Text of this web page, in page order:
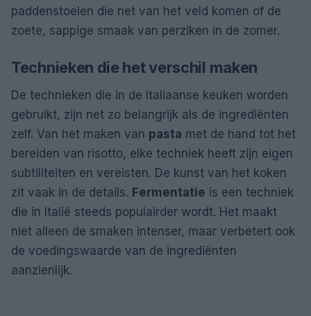
paddenstoelen die net van het veld komen of de
zoete, sappige smaak van perziken in de zomer.
Technieken die het verschil maken
De technieken die in de Italiaanse keuken worden
gebruikt, zijn net zo belangrijk als de ingrediënten
zelf. Van het maken van pasta met de hand tot het
bereiden van risotto, elke techniek heeft zijn eigen
subtiliteiten en vereisten. De kunst van het koken
zit vaak in de details. Fermentatie is een techniek
die in Italië steeds populairder wordt. Het maakt
niet alleen de smaken intenser, maar verbetert ook
de voedingswaarde van de ingrediënten
aanzienlijk.